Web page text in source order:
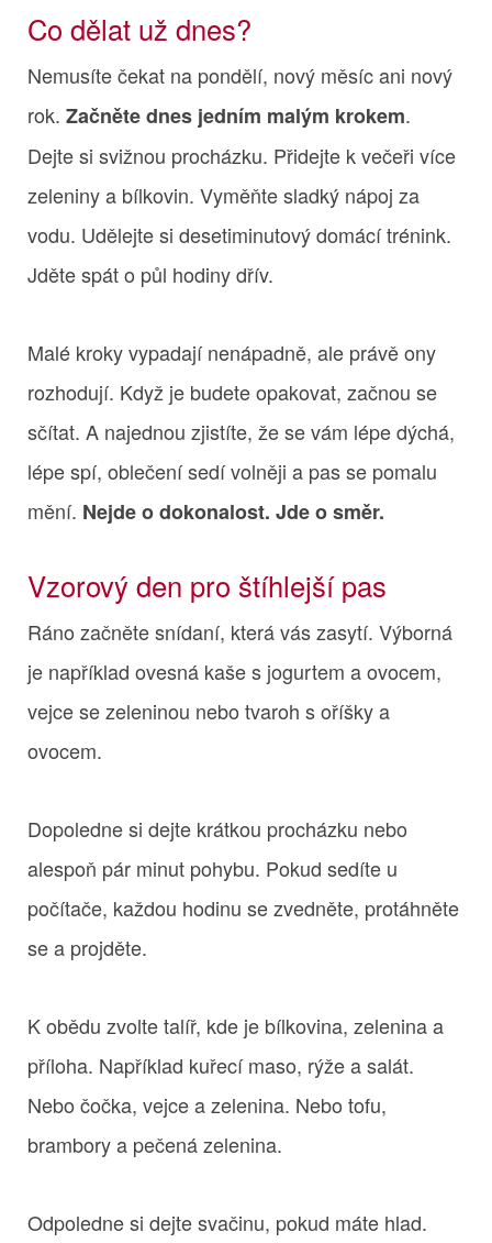
Co dělat už dnes?
Nemusíte čekat na pondělí, nový měsíc ani nový
rok. Začněte dnes jedním malým krokem.
Dejte si svižnou procházku. Přidejte k večeři více
zeleniny a bílkovin. Vyměňte sladký nápoj za
vodu. Udělejte si desetiminutový domácí trénink.
Jděte spát o půl hodiny dřív.
Malé kroky vypadají nenápadně, ale právě ony
rozhodují. Když je budete opakovat, začnou se
sčítat. A najednou zjistíte, že se vám lépe dýchá,
lépe spí, oblečení sedí volněji a pas se pomalu
mění. Nejde o dokonalost. Jde o směr.
Vzorový den pro štíhlejší pas
Ráno začněte snídaní, která vás zasytí. Výborná
je například ovesná kaše s jogurtem a ovocem,
vejce se zeleninou nebo tvaroh s oříšky a
ovocem.
Dopoledne si dejte krátkou procházku nebo
alespoň pár minut pohybu. Pokud sedíte u
počítače, každou hodinu se zvedněte, protáhněte
se a projděte.
K obědu zvolte talíř, kde je bílkovina, zelenina a
příloha. Například kuřecí maso, rýže a salát.
Nebo čočka, vejce a zelenina. Nebo tofu,
brambory a pečená zelenina.
Odpoledne si dejte svačinu, pokud máte hlad.